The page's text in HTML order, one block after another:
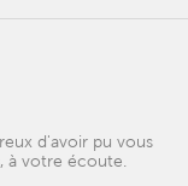
d'avoir pu vous
à votre écoute.